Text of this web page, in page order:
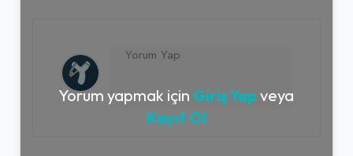
Yorum yapmak için Giriş Yap veya
Kayıt Ol